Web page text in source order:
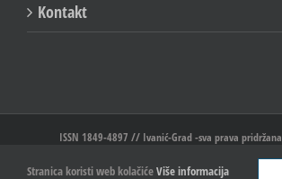
Kontakt
ISSN 1849-4897 // Ivanić-Grad -sva prava
Stranica koristi web kolačićeViše informacija